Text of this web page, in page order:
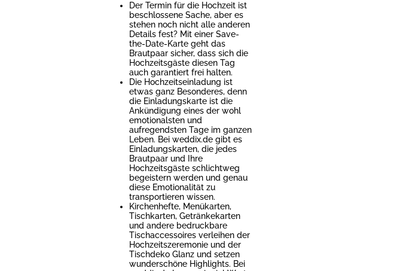
Der Termin für die Hochzeit ist
beschlossene Sache, aber es
stehen noch nicht alle anderen
Details fest? Mit einer Save-
the-Date-Karte geht das
Brautpaar sicher, dass sich die
Hochzeitsgäste diesen Tag
auch garantiert frei halten.
Die Hochzeitseinladung ist
etwas ganz Besonderes, denn
die Einladungskarte ist die
Ankündigung eines der wohl
emotionalsten und
aufregendsten Tage im ganzen
Leben. Bei weddix.de gibt es
Einladungskarten, die jedes
Brautpaar und Ihre
Hochzeitsgäste schlichtweg
begeistern werden und genau
diese Emotionalität zu
transportieren wissen.
Kirchenhefte, Menükarten,
Tischkarten, Getränkekarten
und andere bedruckbare
Tischaccessoires verleihen der
Hochzeitszeremonie und der
Tischdeko Glanz und setzen
wunderschöne Highlights. Bei